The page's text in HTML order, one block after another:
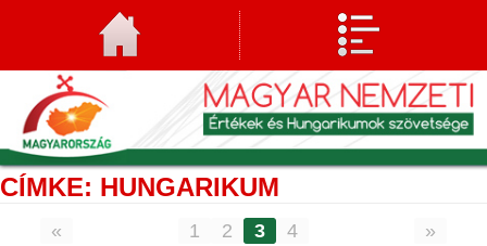
CÍMKE: HUNGARIKUM
« 1 2 3 4 »